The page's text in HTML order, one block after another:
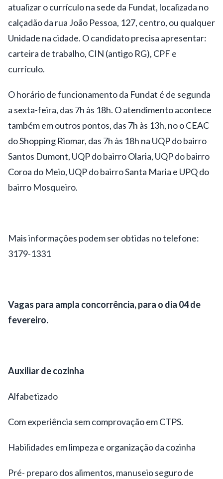
atualizar o currículo na sede da Fundat, localizada no
calçadão da rua João Pessoa, 127, centro, ou qualquer
Unidade na cidade. O candidato precisa apresentar:
carteira de trabalho, CIN (antigo RG), CPF e
currículo.
O horário de funcionamento da Fundat é de segunda
a sexta-feira, das 7h às 18h. O atendimento acontece
também em outros pontos, das 7h às 13h, no o CEAC
do Shopping Riomar, das 7h às 18h na UQP do bairro
Santos Dumont, UQP do bairro Olaria, UQP do bairro
Coroa do Meio, UQP do bairro Santa Maria e UPQ do
bairro Mosqueiro.
Mais informações podem ser obtidas no telefone:
3179-1331
Vagas para ampla concorrência, para o dia 04 de
fevereiro.
Auxiliar de cozinha
Alfabetizado
Com experiência sem comprovação em CTPS.
Habilidades em limpeza e organização da cozinha
Pré- preparo dos alimentos, manuseio seguro de